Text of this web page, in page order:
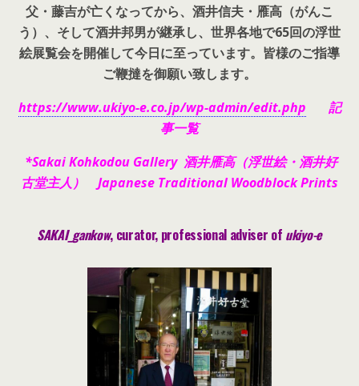
父・藤吉が亡くなってから、酒井信夫・雁高（がんこ
う）、そして酒井邦男が継承し、世界各地で65回の浮世
絵展覧会を開催して今日に至っています。皆様のご指導
ご鞭撻を御願い致します。
https://www.ukiyo-e.co.jp/wp-admin/edit.php 記
事一覧
*Sakai Kohkodou Gallery 酒井雁高（浮世絵・酒井好
古堂主人） Japanese Traditional Woodblock Prints
SAKAI_gankow, curator, professional adviser of ukiyo-e